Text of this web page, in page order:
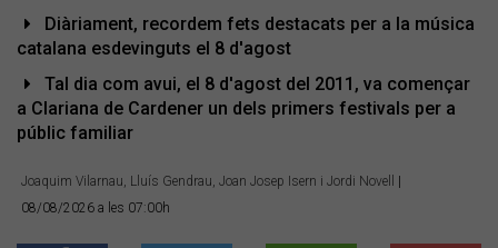
Diàriament, recordem fets destacats per a la música
catalana esdevinguts el 8 d'agost
Tal dia com avui, el 8 d'agost del 2011, va començar
a Clariana de Cardener un dels primers festivals per a
públic familiar
Joaquim Vilarnau, Lluís Gendrau, Joan Josep Isern i Jordi Novell
08/08/2026 a les 07:00h